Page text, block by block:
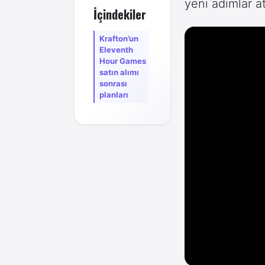
İçindekiler
Krafton’un
Eleventh
Hour Games
satın alımı
sonrası
planları
yeni adımlar